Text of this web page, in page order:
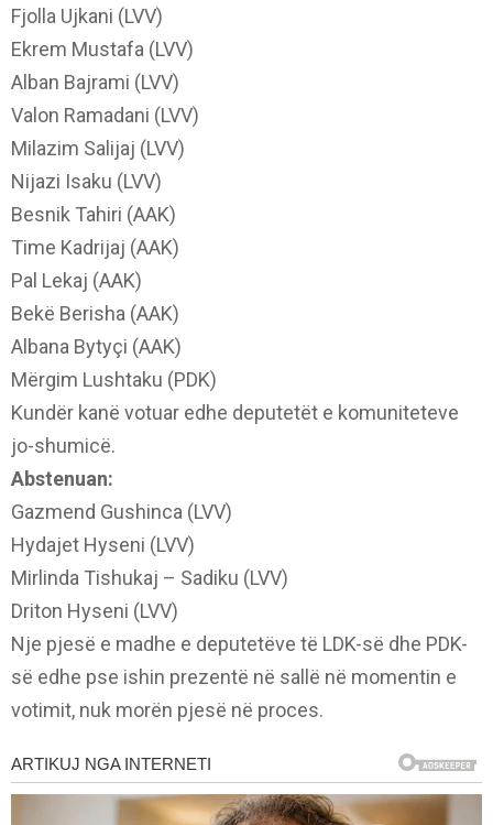
Fjolla Ujkani (LVV)
Ekrem Mustafa (LVV)
Alban Bajrami (LVV)
Valon Ramadani (LVV)
Milazim Salijaj (LVV)
Nijazi Isaku (LVV)
Besnik Tahiri (AAK)
Time Kadrijaj (AAK)
Pal Lekaj (AAK)
Bekë Berisha (AAK)
Albana Bytyçi (AAK)
Mërgim Lushtaku (PDK)
Kundër kanë votuar edhe deputetët e komuniteteve
jo-shumicë.
Abstenuan:
Gazmend Gushinca (LVV)
Hydajet Hyseni (LVV)
Mirlinda Tishukaj – Sadiku (LVV)
Driton Hyseni (LVV)
Nje pjesë e madhe e deputetëve të LDK-së dhe PDK-
së edhe pse ishin prezentë në sallë në momentin e
votimit, nuk morën pjesë në proces.